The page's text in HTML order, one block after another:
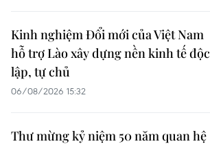
Kinh nghiệm Đổi mới của Việt Nam
hỗ trợ Lào xây dựng nền kinh tế độc
lập, tự chủ
06/08/2026 15:32
Thư mừng kỷ niệm 50 năm quan hệ